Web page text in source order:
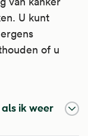
U kunt
of u
ik weer